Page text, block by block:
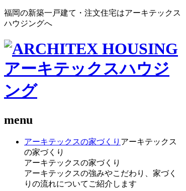
福岡の新築一戸建て・注文住宅はアーキテックス
ハウジングへ
menu
アーキテックスの家づくり アーキテックス
の家づくり
アーキテックスの家づくり
アーキテックスの強みやこだわり、家づく
りの流れについてご紹介します